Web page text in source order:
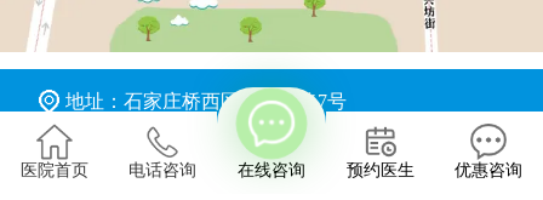
地址：石家庄桥西区裕华东路7号
版权所有：石家庄远大中医皮肤病医院
医院首页 电话咨询 在线咨询 预约医生 优惠咨询